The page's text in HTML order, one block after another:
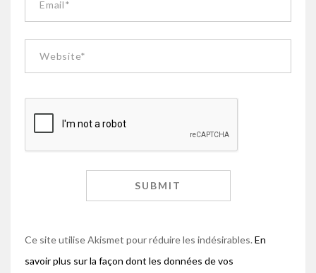
Ce site utilise Akismet pour réduire les indésirables. En
savoir plus sur la façon dont les données de vos